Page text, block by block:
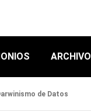
ARCHIVO
de Datos